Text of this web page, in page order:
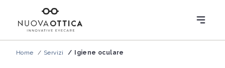
Home Servizi Igiene oculare